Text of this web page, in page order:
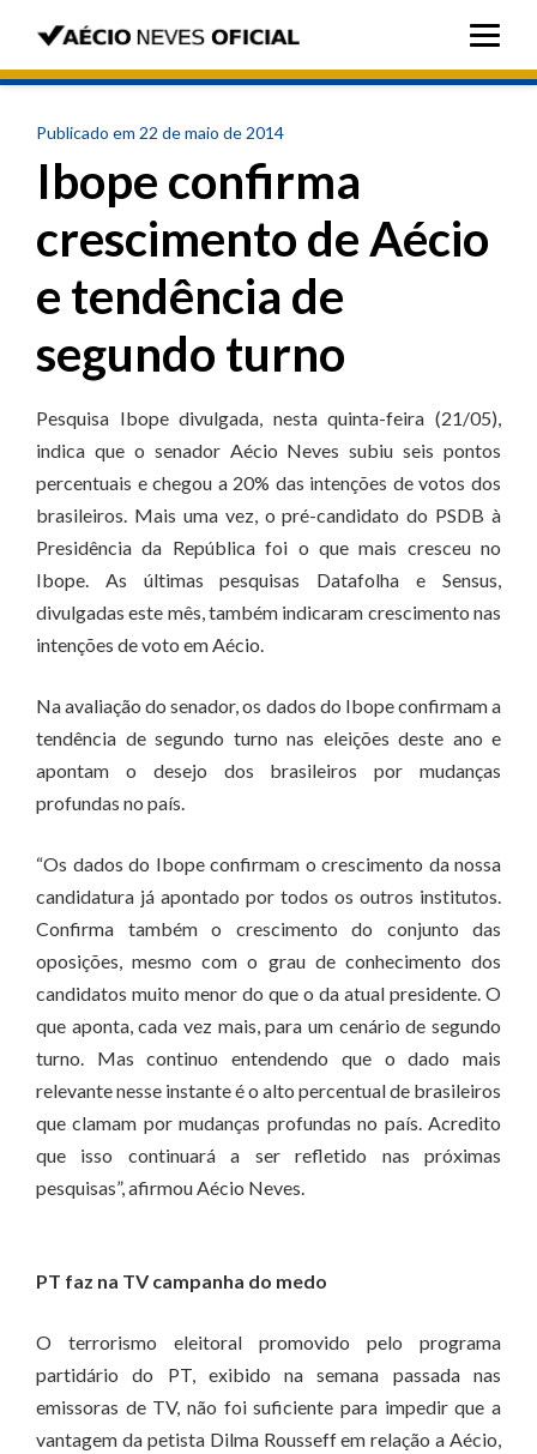
Publicado em 22 de maio de 2014
Ibope confirma
crescimento de Aécio
e tendência de
segundo turno
Pesquisa Ibope divulgada, nesta quinta-feira (21/05),
indica que o senador Aécio Neves subiu seis pontos
percentuais e chegou a 20% das intenções de votos dos
brasileiros. Mais uma vez, o pré-candidato do PSDB à
Presidência da República foi o que mais cresceu no
Ibope. As últimas pesquisas Datafolha e Sensus,
divulgadas este mês, também indicaram crescimento nas
intenções de voto em Aécio.
Na avaliação do senador, os dados do Ibope confirmam a
tendência de segundo turno nas eleições deste ano e
apontam o desejo dos brasileiros por mudanças
profundas no país.
“Os dados do Ibope confirmam o crescimento da nossa
candidatura já apontado por todos os outros institutos.
Confirma também o crescimento do conjunto das
oposições, mesmo com o grau de conhecimento dos
candidatos muito menor do que o da atual presidente. O
que aponta, cada vez mais, para um cenário de segundo
turno. Mas continuo entendendo que o dado mais
relevante nesse instante é o alto percentual de brasileiros
que clamam por mudanças profundas no país. Acredito
que isso continuará a ser refletido nas próximas
pesquisas”, afirmou Aécio Neves.
PT faz na TV campanha do medo
O terrorismo eleitoral promovido pelo programa
partidário do PT, exibido na semana passada nas
emissoras de TV, não foi suficiente para impedir que a
vantagem da petista Dilma Rousseff em relação a Aécio,